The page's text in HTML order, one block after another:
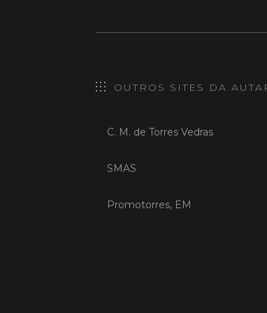
OUTROS SITES DA
C. M. de Torres Vedras
SMAS
Promotorres, EM